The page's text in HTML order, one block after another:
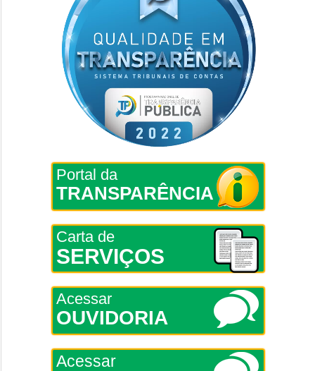
Portal da
TRANSPARÊNCIA
Carta de
SERVIÇOS
Acessar
OUVIDORIA
Acessar